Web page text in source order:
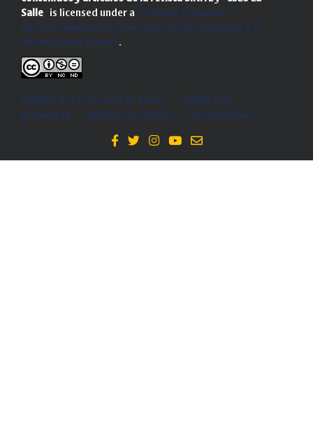
Salle is licensed under a Creative Commons
Reconocimiento-NoComercial-SinObraDerivada 4.0
Internacional License.
Política de Protección de Datos -
Politica de
privacidad
- Política de cookies - Accesibilidad